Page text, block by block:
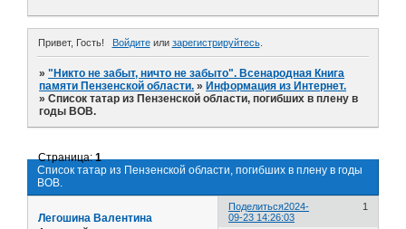
Привет, Гость! Войдитеили зарегистрируйтесь.
»"Никто не забыт, ничто не забыто". Всенародная Книга
памяти Пензенской области. » Информация из Интернет.
»Список татар из Пензенской области, погибших в плену в
годы ВОВ.
Список татар из Пензенской области, погибших в плену в годы
ВОВ.
Страница:1
Поделиться 1
2024-
09-23 14:26:03
Легошина Валентина